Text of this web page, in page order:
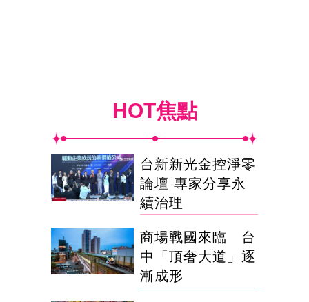
HOT焦點
台新新光金控淨零
論壇 專家分享永
續治理
商場戰國來臨 台
中「頂奢大道」逐
漸成形